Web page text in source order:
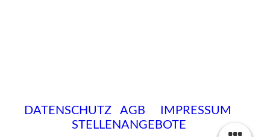
DATENSCHUTZ AGB
IMPRESSUM
STELLENANGEBOTE